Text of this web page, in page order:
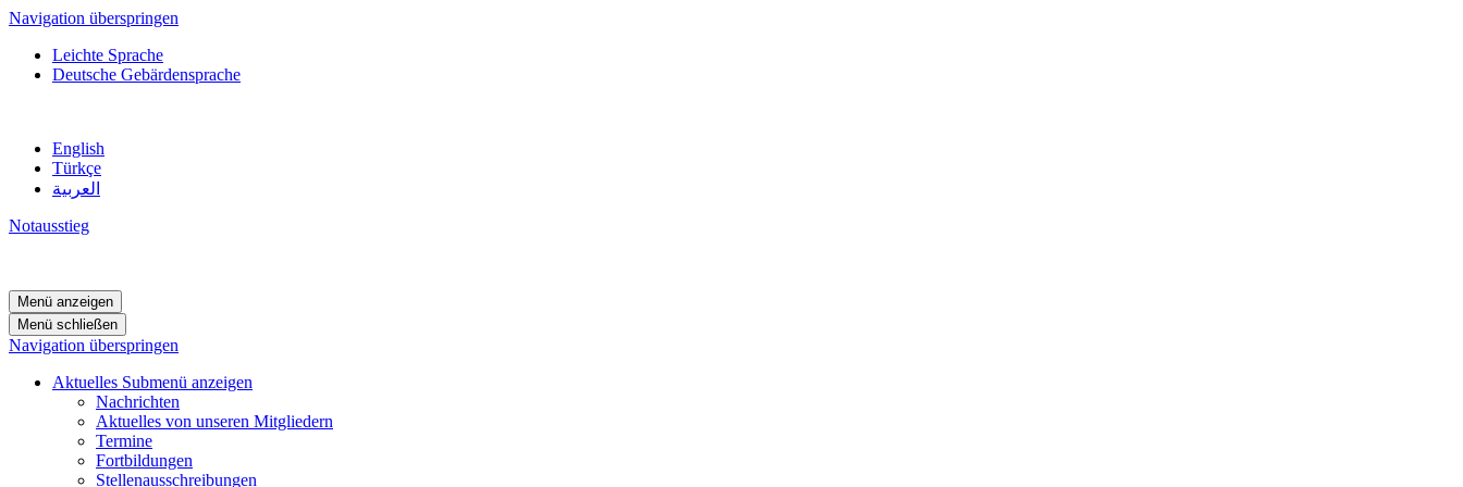
Navigation überspringen
Leichte Sprache
Deutsche Gebärdensprache
English
Türkçe
العربية
Notausstieg
Menü anzeigen
Menü schließen
Navigation überspringen
Aktuelles Submenü anzeigen
Nachrichten
Aktuelles von unseren Mitgliedern
Termine
Fortbildungen
Stellenausschreibungen